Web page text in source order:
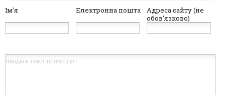
Ім'я
Електронна пошта
Адреса сайту (не
обов'язково)